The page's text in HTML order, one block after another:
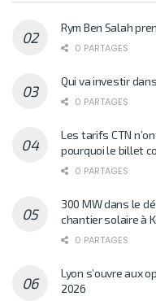
Rym Ben Salah
0 PARTAGES
Qui va investir
0 PARTAGES
Les tarifs CTN
pourquoi le billet
0 PARTAGES
300 MW dans le
chantier solaire à
0 PARTAGES
Lyon s’ouvre aux
2026